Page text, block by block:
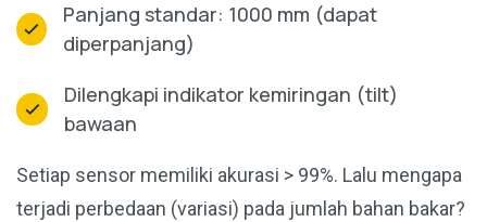
Panjang standar: 1000 mm (dapat
diperpanjang)
Dilengkapi indikator kemiringan (tilt)
bawaan
Setiap sensor memiliki akurasi > 99%. Lalu mengapa
terjadi perbedaan (variasi) pada jumlah bahan bakar?